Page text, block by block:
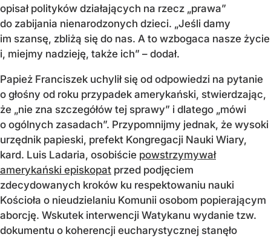
opisał polityków działających na rzecz „prawa”
do zabijania nienarodzonych dzieci. „Jeśli damy
im szansę, zbliżą się do nas. A to wzbogaca nasze życie
i, miejmy nadzieję, także ich” – dodał.
Papież Franciszek uchylił się od odpowiedzi na pytanie
o głośny od roku przypadek amerykański, stwierdzając,
że „nie zna szczegółów tej sprawy” i dlatego „mówi
o ogólnych zasadach”. Przypomnijmy jednak, że wysoki
urzędnik papieski, prefekt Kongregacji Nauki Wiary,
kard. Luis Ladaria, osobiście powstrzymywał
amerykański episkopat przed podjęciem
zdecydowanych kroków ku respektowaniu nauki
Kościoła o nieudzielaniu Komunii osobom popierającym
aborcję. Wskutek interwencji Watykanu wydanie tzw.
dokumentu o koherencji eucharystycznej stanęło